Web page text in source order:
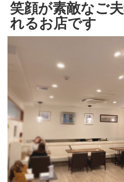
笑顔が素敵なご
れるお店です